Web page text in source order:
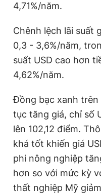
4,71%/năm.
Chênh lệch lãi suất
0,3 - 3,6%/năm,
suất USD cao hơn
4,62%/năm.
Đồng bạc xanh
tục tăng giá, chỉ số
lên 102,12 điểm.
khá tốt khiến giá
phi nông nghiệp
hơn so với mức kỳ
thất nghiệp Mỹ